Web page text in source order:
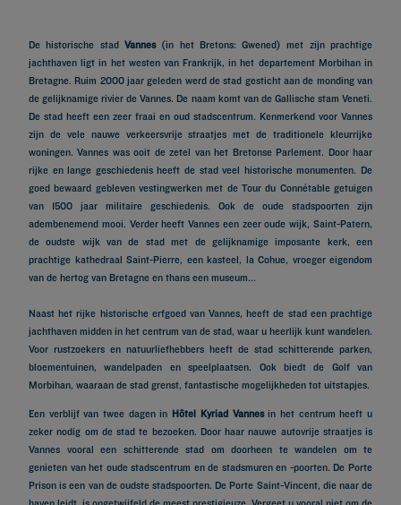
De historische stad Vannes(in het Bretons: Gwened) met zijn prachtige
jachthaven ligt in het westen van Frankrijk, in het departement Morbihan in
Bretagne. Ruim 2000 jaar geleden werd de stad gesticht aan de monding van
de gelijknamige rivier de Vannes. De naam komt van de Gallische stam Veneti.
De stad heeft een zeer fraai en oud stadscentrum. Kenmerkend voor Vannes
zijn de vele nauwe verkeersvrije straatjes met de traditionele kleurrijke
woningen. Vannes was ooit de zetel van het Bretonse Parlement. Door haar
rijke en lange geschiedenis heeft de stad veel historische monumenten. De
goed bewaard gebleven vestingwerken met de Tour du Connétable getuigen
van 1500 jaar militaire geschiedenis. Ook de oude stadspoorten zijn
adembenemend mooi. Verder heeft Vannes een zeer oude wijk, Saint-Patern,
de oudste wijk van de stad met de gelijknamige imposante kerk, een
prachtige kathedraal Saint-Pierre, een kasteel, la Cohue, vroeger eigendom
van de hertog van Bretagne en thans een museum...
Naast het rijke historische erfgoed van Vannes, heeft de stad een prachtige
jachthaven midden in het centrum van de stad, waar u heerlijk kunt wandelen.
Voor rustzoekers en natuurliefhebbers heeft de stad schitterende parken,
bloementuinen, wandelpaden en speelplaatsen. Ook biedt de Golf van
Morbihan, waaraan de stad grenst, fantastische mogelijkheden tot uitstapjes.
Een verblijf van twee dagen in Hôtel Kyriad Vannesin het centrum heeft u
zeker nodig om de stad te bezoeken. Door haar nauwe autovrije straatjes is
Vannes vooral een schitterende stad om doorheen te wandelen om te
genieten van het oude stadscentrum en de stadsmuren en -poorten. De Porte
Prison is een van de oudste stadspoorten. De Porte Saint-Vincent, die naar de